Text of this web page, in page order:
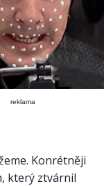
reklama
Konrétněji
který ztvárnil